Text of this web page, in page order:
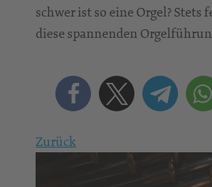
schwer ist so eine Orgel? Stets
diese spannenden
Zurück